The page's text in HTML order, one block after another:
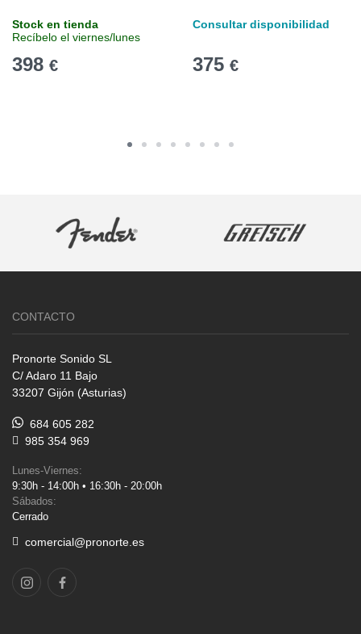
Stock en tienda
Recíbelo el viernes/lunes
398 €
Consultar disponibilidad
375 €
CONTACTO
Pronorte Sonido SL
C/ Adaro 11 Bajo
33207 Gijón (Asturias)
684 605 282
985 354 969
Lunes-Viernes:
9:30h - 14:00h • 16:30h - 20:00h
Sábados:
Cerrado
comercial@pronorte.es